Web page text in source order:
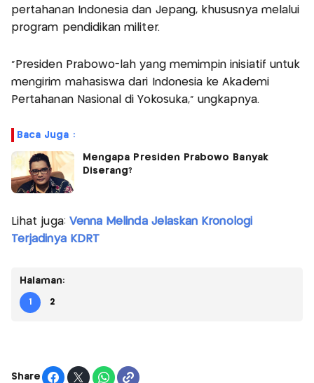
pertahanan Indonesia dan Jepang, khususnya melalui
program pendidikan militer.
"Presiden Prabowo-lah yang memimpin inisiatif untuk
mengirim mahasiswa dari Indonesia ke Akademi
Pertahanan Nasional di Yokosuka," ungkapnya.
Baca Juga :
Mengapa Presiden Prabowo Banyak
Diserang?
Lihat juga: Venna Melinda Jelaskan Kronologi
Terjadinya KDRT
Halaman:
1 2
Share